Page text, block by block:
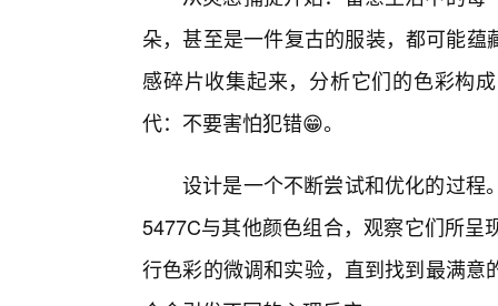
朵，甚至是一件复古的服装，都可能
感碎片收集起来，分析它们的色彩构
代：不要害怕犯错😁。
设计是一个不断尝试和优化的过程
5477C与其他颜色组合，观察它们所
行色彩的微调和实验，直到找到最满